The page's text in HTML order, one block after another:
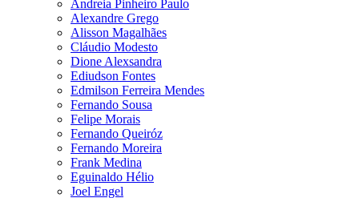
Andreia Pinheiro Paulo
Alexandre Grego
Alisson Magalhães
Cláudio Modesto
Dione Alexsandra
Ediudson Fontes
Edmilson Ferreira Mendes
Fernando Sousa
Felipe Morais
Fernando Queiróz
Fernando Moreira
Frank Medina
Eguinaldo Hélio
Joel Engel